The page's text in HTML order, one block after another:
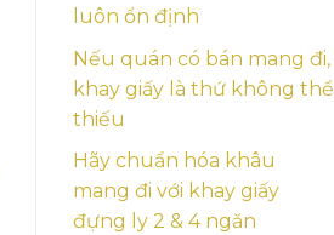
luôn ổn định
Nếu quán có bán mang đi,
khay giấy là thứ không thể
thiếu
Hãy chuẩn hóa khâu
mang đi với khay giấy
đựng ly 2 & 4 ngăn